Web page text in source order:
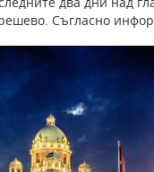
Съгласно